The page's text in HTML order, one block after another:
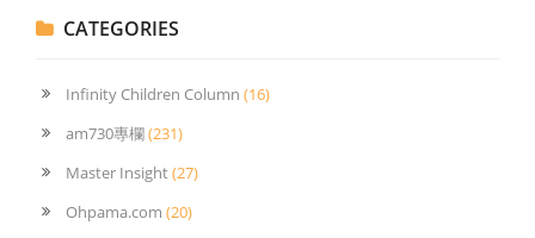
CATEGORIES
Infinity Children Column (16)
am730專欄(231)
Master Insight(27)
Ohpama.com (20)